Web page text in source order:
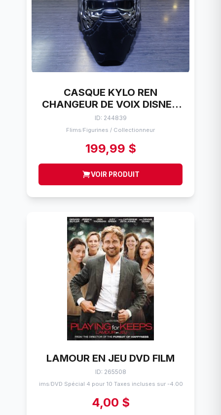
CASQUE KYLO REN
CHANGEUR DE VOIX DISNEY
/HASBRO BLACK SERIES
ID: 244839
Flims/Figurines / Collectionneur
199,99 $
VOIR PRODUIT
LAMOUR EN JEU DVD FILM
ID: 265508
Flims/DVD Spécial 4 pour 10 Taxes incluses sur -4.00$
4,00 $